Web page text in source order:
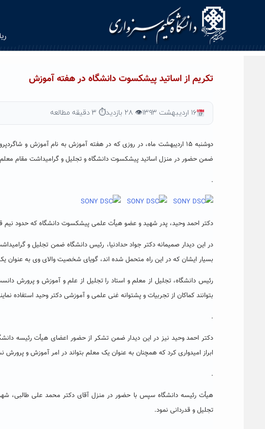
تکریم از اساتید پیشکسوت دانشگاه در هفته آموزش
۱۶ اردیبهشت ۱۳۹۳ 👁 ۲۸ بازدید ⏱ ۳ دقیقه مطالعه
دوشنبه ۱۵ اردیبهشت ماه، در روزی که در هفته آموزش به نام آموزش و
ضمن حضور در منزل اساتید پیشکسوت دانشگاه و تجلیل و گرامیداشت مقام
.
دکتر احمد وحید، پدر شهید و عضو هیأت علمی پیشکسوت دانشگاه که حدود نیم
در این دیدار صمیمانه دکتر جواد حدادنیا، رئیس دانشگاه ضمن تجلیل و
بسیار ایشان که در این راه متحمل شده اند، گویای شخصیت والای وی به
رئیس دانشگاه، تجلیل از معلم و استاد را تجلیل از علم و آموزش و پرورش
بتوانند کماکان از تجربیات و پشتوانه غنی علمی و آموزشی دکتر وحید استفاده
.
دکتر احمد وحید نیز در این دیدار ضمن تشکر از حضور اعضای هیأت رئیسه
ابراز امیدواری کرد که همچنان به عنوان یک معلم بتواند در امر آموزش و
.
هیأت رئیسه دانشگاه سپس با حضور در منزل آقای دکتر محمد علی طالبی،
تجلیل و قدردانی نمود.